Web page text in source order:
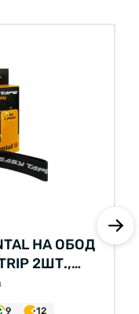
НА ОБОД
2ШТ.,
9 12